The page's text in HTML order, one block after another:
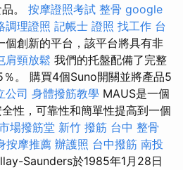
。 按摩證照考試 整骨 google
調理證照 記帳士 證照 找工作 台
個創新的平台，該平台將具有非
肩頸放鬆 我們的托盤配備了完整
。 購買4個Suno開關並將產品5
公司 身體撥筋教學 MAUS是一個
性，可靠性和簡單性提高到一個
場撥筋堂 新竹 撥筋 台中 整骨
按摩推薦 辦護照 台中撥筋 南投
Saunders於1985年1月28日